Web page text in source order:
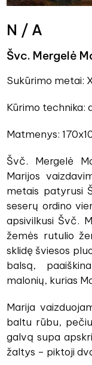
N / A
Švc. Mergelė
Sukūrimo metai:
Kūrimo technika:
Matmenys:
Švč. Mergelė
Marijos
metais patyrusi
seserų ordino
apsivilkusi Švč.
žemės rutulio
sklidę šviesos
balsą,
malonių, kurias
Marija
baltu rūbu,
galvą supa
žaltys – piktoji